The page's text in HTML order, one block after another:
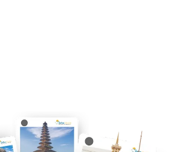
terpercaya lainnya
maupun Alphard dengan
serta biaya.